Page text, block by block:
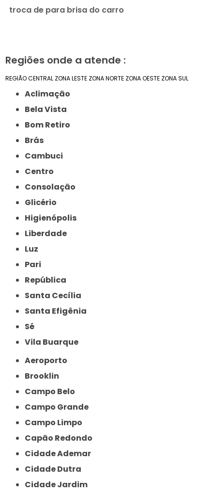
troca de para brisa do carro
Regiões onde a atende :
REGIÃO CENTRAL ZONA LESTE ZONA NORTE ZONA OESTE ZONA SUL
Aclimação
Bela Vista
Bom Retiro
Brás
Cambuci
Centro
Consolação
Glicério
Higienópolis
Liberdade
Luz
Pari
República
Santa Cecília
Santa Efigênia
Sé
Vila Buarque
Aeroporto
Brooklin
Campo Belo
Campo Grande
Campo Limpo
Capão Redondo
Cidade Ademar
Cidade Dutra
Cidade Jardim